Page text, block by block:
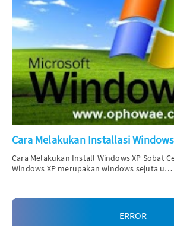
Cara Melakukan Installasi
Cara Melakukan Install Windows XP Sobat
Windows XP merupakan windows sejuta u…
ERROR